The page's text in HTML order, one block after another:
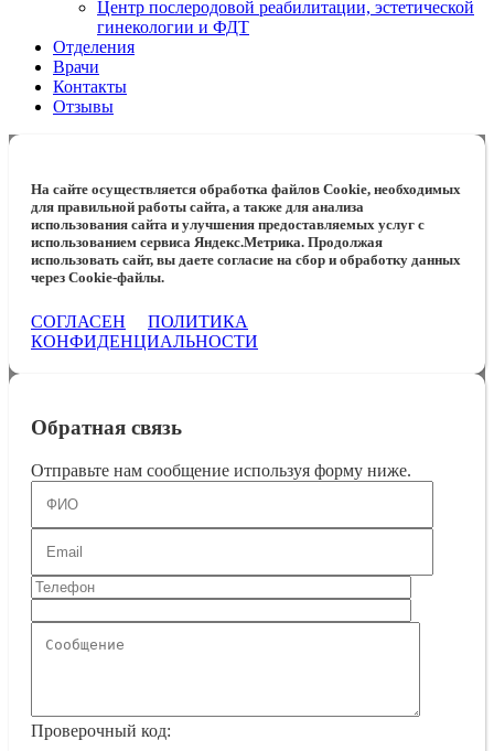
Центр послеродовой реабилитации, эстетической
гинекологии и ФДТ
Отделения
Врачи
Контакты
Отзывы
На сайте осуществляется обработка файлов Cookie, необходимых
для правильной работы сайта, а также для анализа
использования сайта и улучшения предоставляемых услуг с
использованием сервиса Яндекс.Метрика. Продолжая
использовать сайт, вы даете согласие на сбор и обработку данных
через Cookie-файлы.
СОГЛАСЕН
ПОЛИТИКА
КОНФИДЕНЦИАЛЬНОСТИ
Обратная связь
Отправьте нам сообщение используя форму ниже.
Проверочный код: